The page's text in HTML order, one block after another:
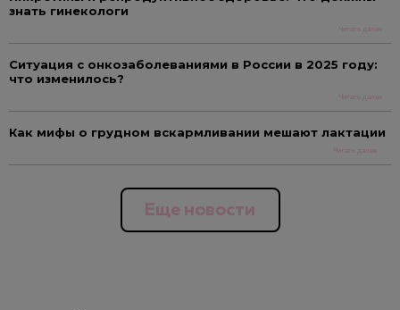
знать гинекологи
Читать далее
Ситуация с онкозаболеваниями в России в 2025 году:
что изменилось?
Читать далее
Как мифы о грудном вскармливании мешают лактации
Читать далее
Еще новости